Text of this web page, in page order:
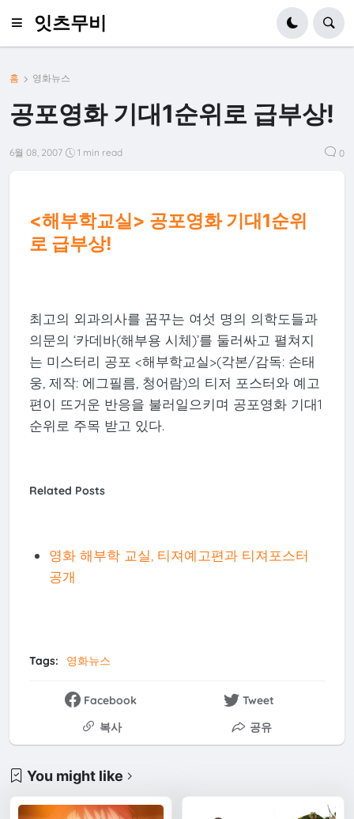
잇츠무비
홈 영화뉴스
공포영화 기대1순위로 급부상!
6월 08, 2007 1 min read 0
<해부학교실> 공포영화 기대1순위
로 급부상!
최고의 외과의사를 꿈꾸는 여섯 명의 의학도들과
의문의 ‘카데바(해부용 시체)’를 둘러싸고 펼쳐지
는 미스터리 공포 <해부학교실>(각본/감독: 손태
웅, 제작: 에그필름, 청어람)의 티저 포스터와 예고
편이 뜨거운 반응을 불러일으키며 공포영화 기대1
순위로 주목 받고 있다.
Related Posts
영화 해부학 교실, 티져예고편과 티져포스터
공개
Tags: 영화뉴스
Facebook
Tweet
복사
공유
You might like